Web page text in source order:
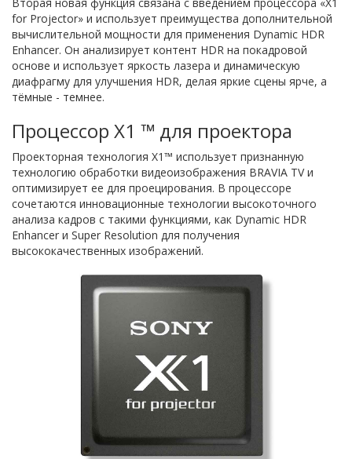
for Projector» и использует преимущества дополнительной
вычислительной мощности для применения Dynamic HDR
Enhancer. Он анализирует контент HDR на покадровой
основе и использует яркость лазера и динамическую
диафрагму для улучшения HDR, делая яркие сцены ярче, а
тёмные - темнее.
Процессор X1 ™ для проектора
Проекторная технология X1™ использует признанную
технологию обработки видеоизображения BRAVIA TV и
оптимизирует ее для проецирования. В процессоре
сочетаются инновационные технологии высокоточного
анализа кадров с такими функциями, как Dynamic HDR
Enhancer и Super Resolution для получения
высококачественных изображений.